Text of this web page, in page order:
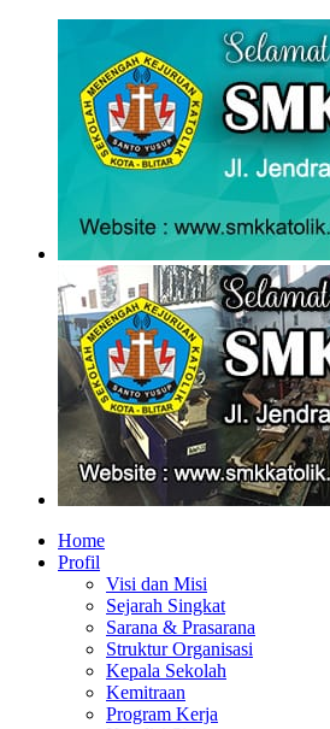
Home
Profil
Visi dan Misi
Sejarah Singkat
Sarana & Prasarana
Struktur Organisasi
Kepala Sekolah
Kemitraan
Program Kerja